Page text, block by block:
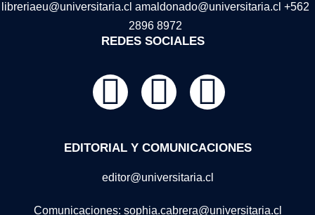
libreriaeu@universitaria.cl amaldonado@universitaria.cl +562
2896 8972
REDES SOCIALES
EDITORIAL Y COMUNICACIONES
editor@universitaria.cl
Comunicaciones: sophia.cabrera@universitaria.cl